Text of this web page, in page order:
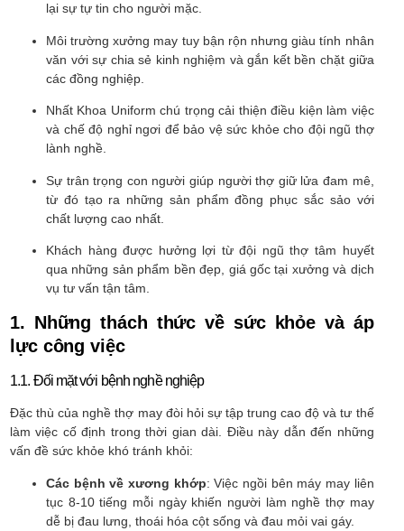
lại sự tự tin cho người mặc.
Môi trường xưởng may tuy bận rộn nhưng giàu tính nhân
văn với sự chia sẻ kinh nghiệm và gắn kết bền chặt giữa
các đồng nghiệp.
Nhất Khoa Uniform chú trọng cải thiện điều kiện làm việc
và chế độ nghỉ ngơi để bảo vệ sức khỏe cho đội ngũ thợ
lành nghề.
Sự trân trọng con người giúp người thợ giữ lửa đam mê,
từ đó tạo ra những sản phẩm đồng phục sắc sảo với
chất lượng cao nhất.
Khách hàng được hưởng lợi từ đội ngũ thợ tâm huyết
qua những sản phẩm bền đẹp, giá gốc tại xưởng và dịch
vụ tư vấn tận tâm.
1. Những thách thức về sức khỏe và áp
lực công việc
1.1. Đối mặt với bệnh nghề nghiệp
Đặc thù của nghề thợ may đòi hỏi sự tập trung cao độ và tư thế
làm việc cố định trong thời gian dài. Điều này dẫn đến những
vấn đề sức khỏe khó tránh khỏi:
Các bệnh về xương khớp: Việc ngồi bên máy may liên
tục 8-10 tiếng mỗi ngày khiến người làm nghề thợ may
dễ bị đau lưng, thoái hóa cột sống và đau mỏi vai gáy.